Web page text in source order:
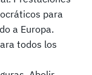
para
a Europa.
todos los